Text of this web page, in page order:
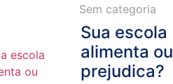
Sem categoria
Sua escola
alimenta ou
prejudica?